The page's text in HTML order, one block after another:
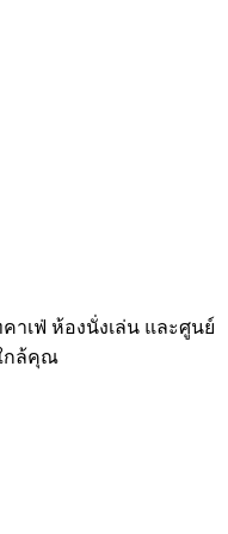
คาเฟ่ ห้องนั่งเล่น และศูนย์
กล้คุณ